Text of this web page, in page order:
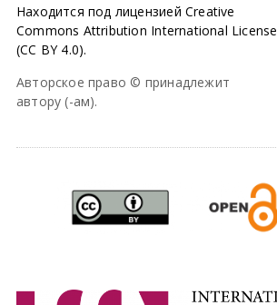
Находится под лицензией Creative
Commons Attribution International License
(CC BY 4.0).
Авторское право © принадлежит
автору (-ам).